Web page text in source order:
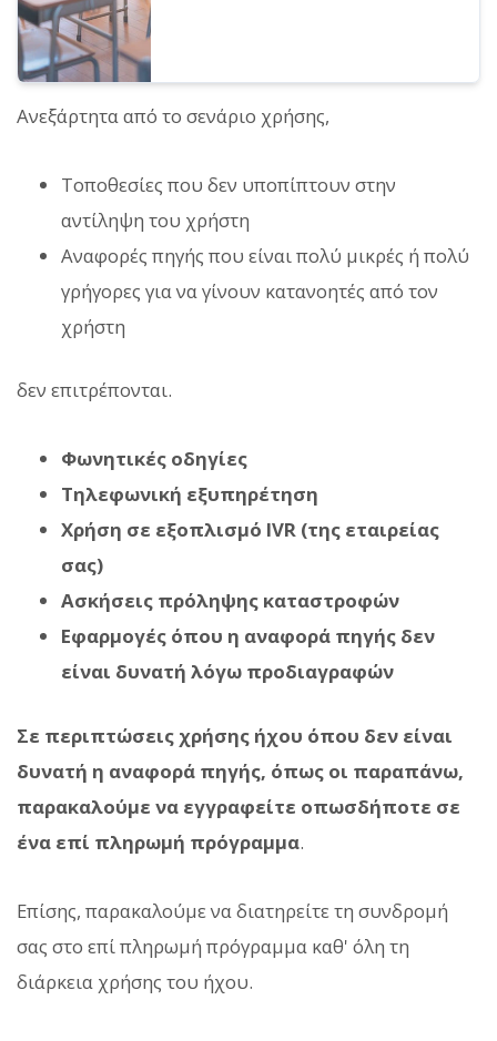
Ανεξάρτητα από το σενάριο χρήσης,
Τοποθεσίες που δεν υποπίπτουν στην
αντίληψη του χρήστη
Αναφορές πηγής που είναι πολύ μικρές ή πολύ
γρήγορες για να γίνουν κατανοητές από τον
χρήστη
δεν επιτρέπονται.
Φωνητικές οδηγίες
Τηλεφωνική εξυπηρέτηση
Χρήση σε εξοπλισμό IVR (της εταιρείας
σας)
Ασκήσεις πρόληψης καταστροφών
Εφαρμογές όπου η αναφορά πηγής δεν
είναι δυνατή λόγω προδιαγραφών
Σε περιπτώσεις χρήσης ήχου όπου δεν είναι
δυνατή η αναφορά πηγής, όπως οι παραπάνω,
παρακαλούμε να εγγραφείτε οπωσδήποτε σε
ένα επί πληρωμή πρόγραμμα.
Επίσης, παρακαλούμε να διατηρείτε τη συνδρομή
σας στο επί πληρωμή πρόγραμμα καθ' όλη τη
διάρκεια χρήσης του ήχου.